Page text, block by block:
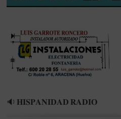
DE
🔉 𝐇𝐈𝐒𝐏𝐀𝐍𝐈𝐃𝐀𝐃 𝐑𝐀𝐃𝐈𝐎